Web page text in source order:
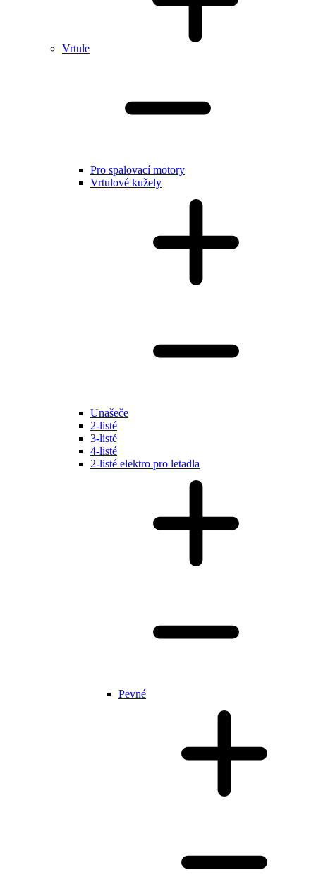
Vrtule
Pro spalovací motory
Vrtulové kužely
Unašeče
2-listé
3-listé
4-listé
2-listé elektro pro letadla
Pevné